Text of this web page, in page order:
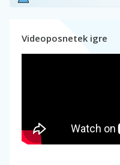
Videoposnetek igre